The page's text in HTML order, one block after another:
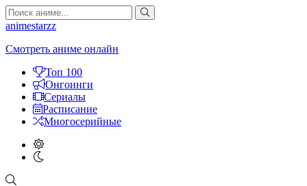
animestarzz
Смотреть аниме онлайн
Топ 100
Онгоинги
Сериалы
Расписание
Многосерийные